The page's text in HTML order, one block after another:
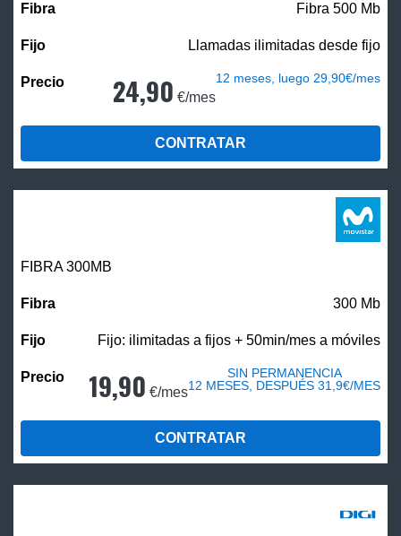
Fibra 500 Mb
Llamadas ilimitadas desde fijo
24,90 €/mes
12 meses, luego 29,90€/mes
CONTRATAR
FIBRA 300MB
300 Mb
Fijo: ilimitadas a fijos + 50min/mes a móviles
19,90 €/mes
SIN PERMANENCIA
12 MESES, DESPUÉS 31,9€/MES
CONTRATAR